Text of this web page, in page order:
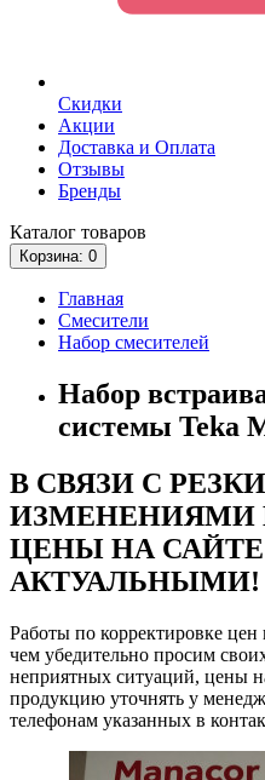
Скидки
Акции
Доставка и Оплата
Отзывы
Бренды
Каталог товаров
Корзина: 0
Главная
Смесители
Набор смесителей
Набор
системы Teka
В СВЯЗИ С
ИЗМЕНЕНИЯМИ
ЦЕНЫ НА
АКТУАЛЬНЫМИ!
Работы по корректировке цен
чем убедительно просим
неприятных ситуаций, цены
продукцию уточнять у
телефонам указанных в